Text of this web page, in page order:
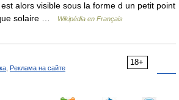
alors visible sous la forme d un petit point
solaire …
Wikipédia en Français
18+
Реклама на сайте